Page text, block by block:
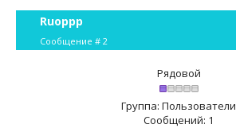
Ruoppp
Сообщение # 2
Рядовой
Группа: Пользователи
Сообщений: 1